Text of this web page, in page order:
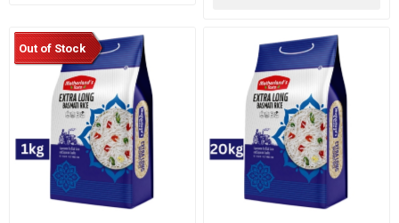
Out of Stock